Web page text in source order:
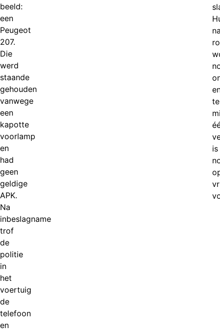
beeld:
een
Peugeot
207.
Die
werd
staande
gehouden
vanwege
een
kapotte
voorlamp
en
had
geen
geldige
APK.
Na
inbeslagname
trof
de
politie
in
het
voertuig
de
telefoon
en
is